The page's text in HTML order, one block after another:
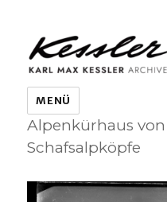
KARL MAX
MENÜ
Alpenkürhaus
Schafsalpköpfe